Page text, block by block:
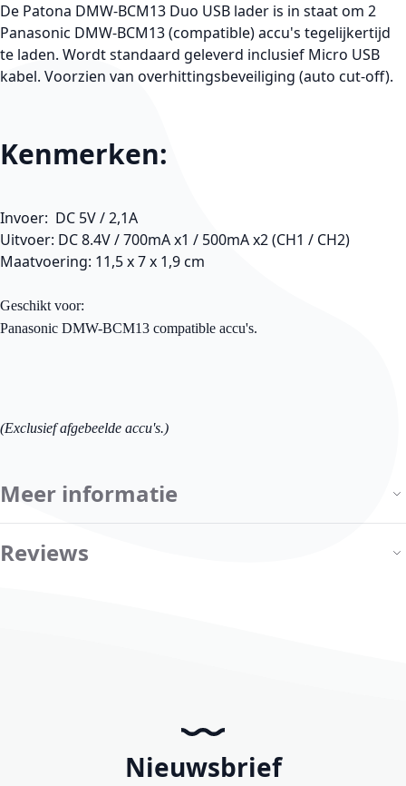
De Patona DMW-BCM13 Duo USB lader is in staat om 2
Panasonic DMW-BCM13 (compatible) accu's tegelijkertijd
te laden. Wordt standaard geleverd inclusief Micro USB
kabel. Voorzien van overhittingsbeveiliging (auto cut-off).
Kenmerken:
Invoer: DC 5V / 2,1A
Uitvoer: DC 8.4V / 700mA x1 / 500mA x2 (CH1 / CH2)
Maatvoering: 11,5 x 7 x 1,9 cm
Geschikt voor:
Panasonic DMW-BCM13 compatible accu's.
(Exclusief afgebeelde accu's.)
Meer informatie
Reviews
Nieuwsbrief